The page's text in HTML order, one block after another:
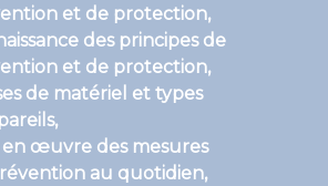
et de protection,
des principes de
et de protection,
de matériel et types
en œuvre des mesures
au quotidien,